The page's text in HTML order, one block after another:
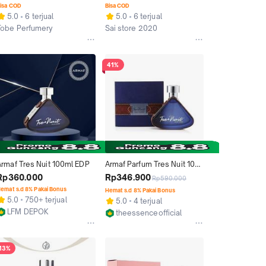
COD
5.0
6 terjual
Perfumery
Parfum Makkah
Bisa COD
5.0
6 terjual
Sai store 2020
Tres Nuit 100ml EDP
s.d 8% Pakai Bonus
5.0
750+ terjual
LFM DEPOK
41%
Armaf Parfum Tres Nuit 100
mL
Rp346.900Rp590.000
Hemat s.d 8% Pakai Bonus
5.0
4 terjual
theessenceofficial